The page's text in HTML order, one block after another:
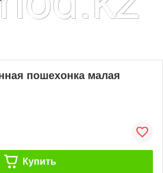
пошехонка малая
Купить